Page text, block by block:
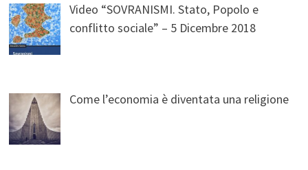
Video “SOVRANISMI. Stato, Popolo e
conflitto sociale” – 5 Dicembre 2018
Come l’economia è diventata una religione